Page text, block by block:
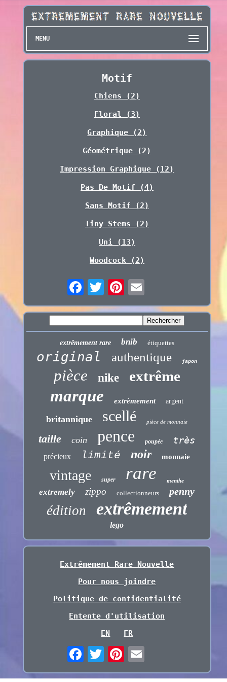
MENU
Motif
Chiens (2)
Floral (3)
Graphique (2)
Géométrique (2)
Impression Graphique (12)
Pas De Motif (4)
Sans Motif (2)
Tiny Stems (2)
Uni (13)
Woodcock (2)
extrêmement rare bnib étiquettes
original authentique japon
pièce nike extrême
marque extrèmement argent
britannique scellé pièce de monnaie
taille coin pence poupée très
précieux limité noir monnaie
vintage super rare menthe
extremely zippo collectionneurs penny
édition extrêmement
lego
Extrêmement Rare Nouvelle
Pour nous joindre
Politique de confidentialité
Entente d'utilisation
EN
FR